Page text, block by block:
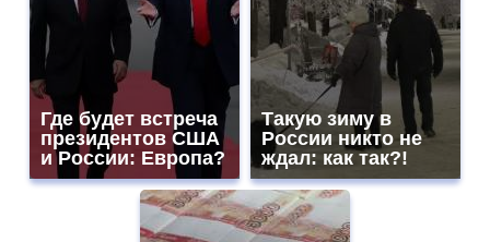
Где будет встреча
президентов США
и России: Европа?
Такую зиму в
России никто не
ждал: как так?!